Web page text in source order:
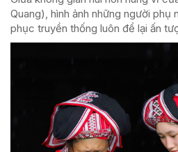
Quang), hình ảnh những người
phục truyền thống luôn để lại ấn